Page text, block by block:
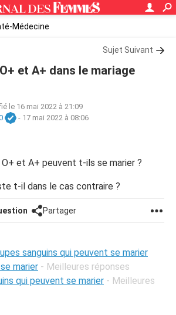
Médecine
courantes Sujet Suivant
et A+ dans le mariage
le 16 mai 2022 à 21:09
- 17 mai 2022 à 08:06
O+ et A+ peuvent t-ils se marier ?
t-il dans le cas contraire ?
Partager
sanguins qui peuvent se marier
marier - Meilleures réponses
qui peuvent se marier - Meilleures